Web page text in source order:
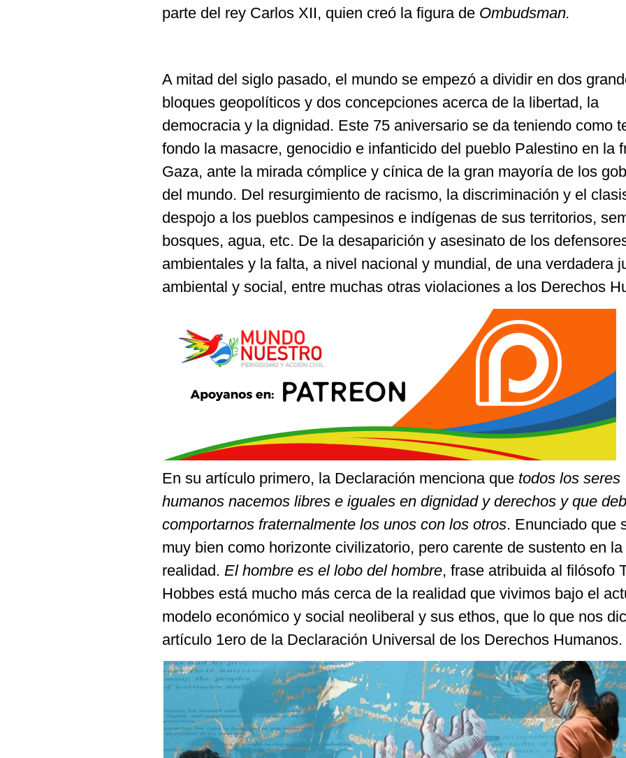
parte del rey Carlos XII, quien creó la figura de Ombudsman.
A mitad del siglo pasado, el mundo se empezó a dividir en dos
bloques geopolíticos y dos concepciones acerca de la libertad, la
democracia y la dignidad. Este 75 aniversario se da teniendo como
fondo la masacre, genocidio e infanticido del pueblo Palestino en la
Gaza, ante la mirada cómplice y cínica de la gran mayoría de los
del mundo. Del resurgimiento de racismo, la discriminación y el
despojo a los pueblos campesinos e indígenas de sus territorios,
bosques, agua, etc. De la desaparición y asesinato de los
ambientales y la falta, a nivel nacional y mundial, de una verdadera
ambiental y social, entre muchas otras violaciones a los Derechos
En su artículo primero, la Declaración menciona que todos los seres
humanos nacemos libres e iguales en dignidad y derechos y que
comportarnos fraternalmente los unos con los otros. Enunciado que
muy bien como horizonte civilizatorio, pero carente de sustento en la
realidad. El hombre es el lobo del hombre, frase atribuida al filósofo
Hobbes está mucho más cerca de la realidad que vivimos bajo el
modelo económico y social neoliberal y sus ethos, que lo que nos
artículo 1ero de la Declaración Universal de los Derechos Humanos.